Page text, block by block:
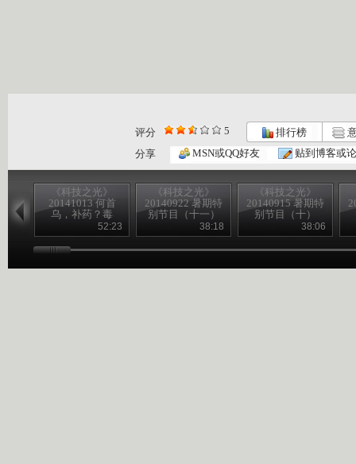
评分 5 排行榜
分享
MSN或QQ好友 贴到博客或
《科技之光》
20141013 何首
乌，补药？毒
52:23
《科技之光》
20140922 暑期特
别节目（十一）
38:18
《科技之光》
20140915 暑期特
别节目（十）
38:06